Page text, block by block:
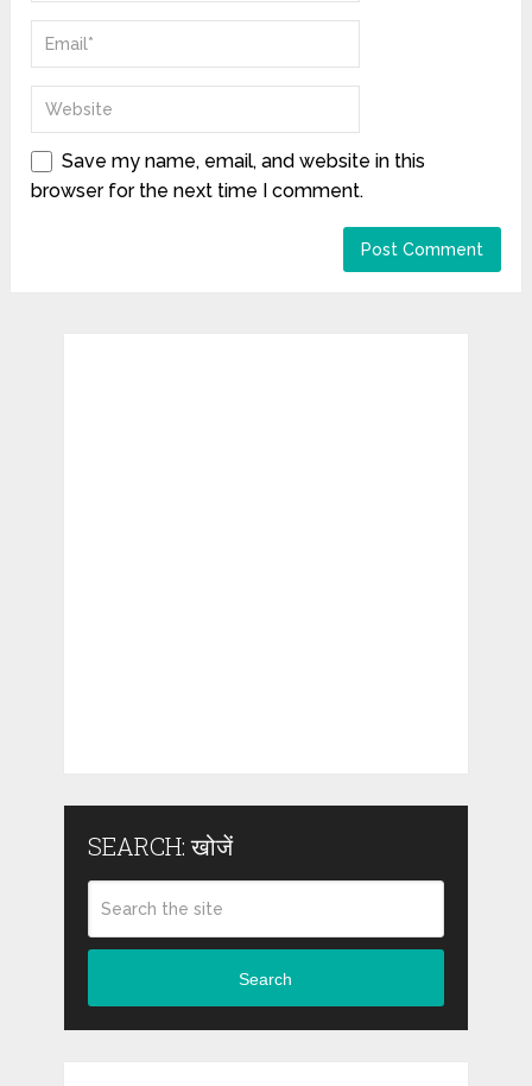
Save my name, email, and website in this
browser for the next time I comment.
SEARCH: खोजें
Search